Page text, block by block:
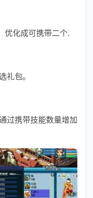
优化成可携带二个.
礼包。
过携带技能数量增加